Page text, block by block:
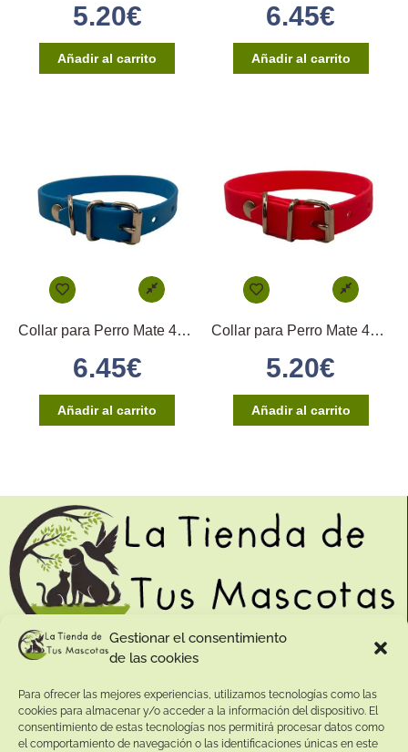
Gestionar el consentimiento
de las cookies
Para ofrecer las mejores experiencias, utilizamos tecnologías como las
cookies para almacenar y/o acceder a la información del dispositivo. El
consentimiento de estas tecnologías nos permitirá procesar datos como
el comportamiento de navegación o las identificaciones únicas en este
5.20€
Añadir al carrito
6.45€
Añadir al carrito
Collar para Perro Mate 40×2,5cm – (Turquesa)
6.45€
Añadir al carrito
Collar para Perro Mate 45×1,6cm – (Rosa)
5.20€
Añadir al carrito
Contacto:
Dirección:
Calle Pepe Jiménez 19, Rute, 14950 Códoba. España
Teléfono: